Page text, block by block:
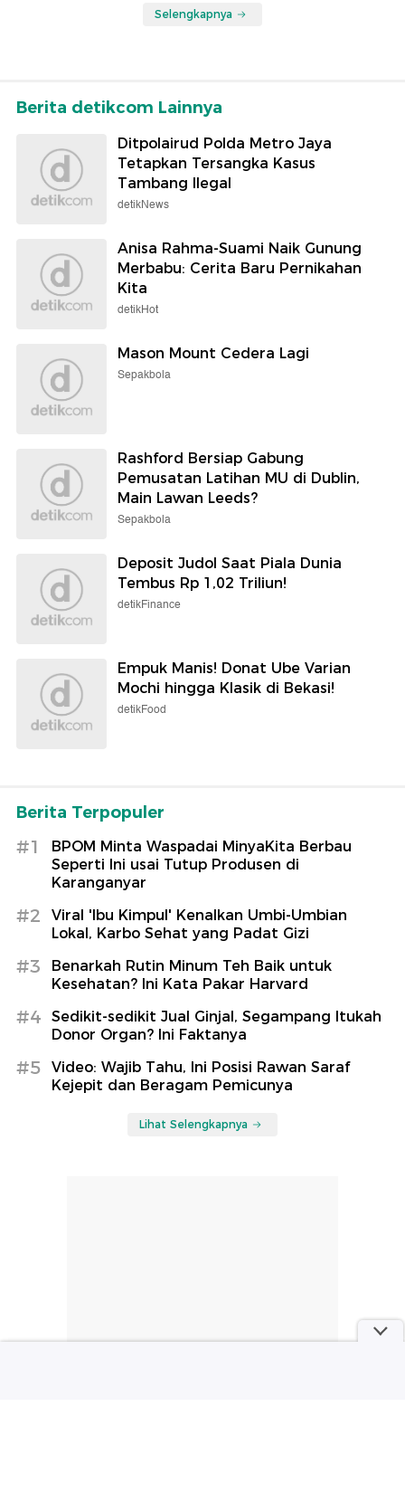
Selengkapnya
Berita detikcom Lainnya
Ditpolairud Polda Metro Jaya
Tetapkan Tersangka Kasus
Tambang Ilegal
detikNews
Anisa Rahma-Suami Naik Gunung
Merbabu: Cerita Baru Pernikahan
Kita
detikHot
Mason Mount Cedera Lagi
Sepakbola
Rashford Bersiap Gabung
Pemusatan Latihan MU di Dublin,
Main Lawan Leeds?
Sepakbola
Deposit Judol Saat Piala Dunia
Tembus Rp 1,02 Triliun!
detikFinance
Empuk Manis! Donat Ube Varian
Mochi hingga Klasik di Bekasi!
detikFood
Berita Terpopuler
#1
BPOM Minta Waspadai MinyaKita Berbau
Seperti Ini usai Tutup Produsen di
Karanganyar
#2
Viral 'Ibu Kimpul' Kenalkan Umbi-Umbian
Lokal, Karbo Sehat yang Padat Gizi
#3
Benarkah Rutin Minum Teh Baik untuk
Kesehatan? Ini Kata Pakar Harvard
#4
Sedikit-sedikit Jual Ginjal, Segampang Itukah
Donor Organ? Ini Faktanya
#5
Video: Wajib Tahu, Ini Posisi Rawan Saraf
Kejepit dan Beragam Pemicunya
Lihat Selengkapnya